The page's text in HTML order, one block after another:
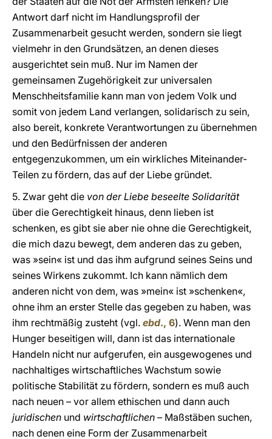
Antwort darf nicht im Handlungsprofil der
Zusammenarbeit gesucht werden, sondern sie liegt
vielmehr in den Grundsätzen, an denen dieses
ausgerichtet sein muß. Nur im Namen der
gemeinsamen Zugehörigkeit zur universalen
Menschheitsfamilie kann man von jedem Volk und
somit von jedem Land verlangen, solidarisch zu sein,
also bereit, konkrete Verantwortungen zu übernehmen
und den Bedürfnissen der anderen
entgegenzukommen, um ein wirkliches Miteinander-
Teilen zu fördern, das auf der Liebe gründet.
5. Zwar geht die von der Liebe beseelte Solidarität
über die Gerechtigkeit hinaus, denn lieben ist
schenken, es gibt sie aber nie ohne die Gerechtigkeit,
die mich dazu bewegt, dem anderen das zu geben,
was »sein« ist und das ihm aufgrund seines Seins und
seines Wirkens zukommt. Ich kann nämlich dem
anderen nicht von dem, was »mein« ist »schenken«,
ohne ihm an erster Stelle das gegeben zu haben, was
ihm rechtmäßig zusteht (vgl. ebd., 6). Wenn man den
Hunger beseitigen will, dann ist das internationale
Handeln nicht nur aufgerufen, ein ausgewogenes und
nachhaltiges wirtschaftliches Wachstum sowie
politische Stabilität zu fördern, sondern es muß auch
nach neuen – vor allem ethischen und dann auch
juridischen und wirtschaftlichen – Maßstäben suchen,
nach denen eine Form der Zusammenarbeit